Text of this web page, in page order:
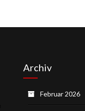
Archiv
Februar 2026